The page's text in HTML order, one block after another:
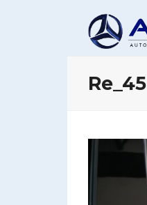
Re_45